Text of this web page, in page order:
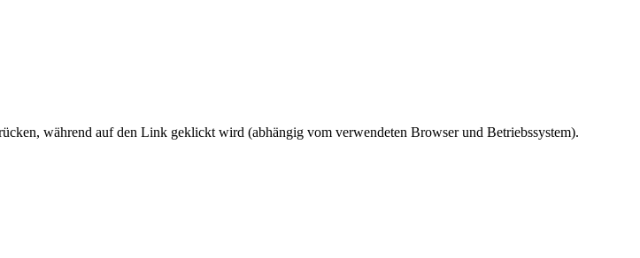
während auf den Link geklickt wird (abhängig vom verwendeten Browser und Betriebssystem).